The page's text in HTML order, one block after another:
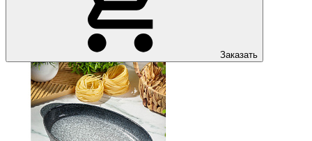
Заказать